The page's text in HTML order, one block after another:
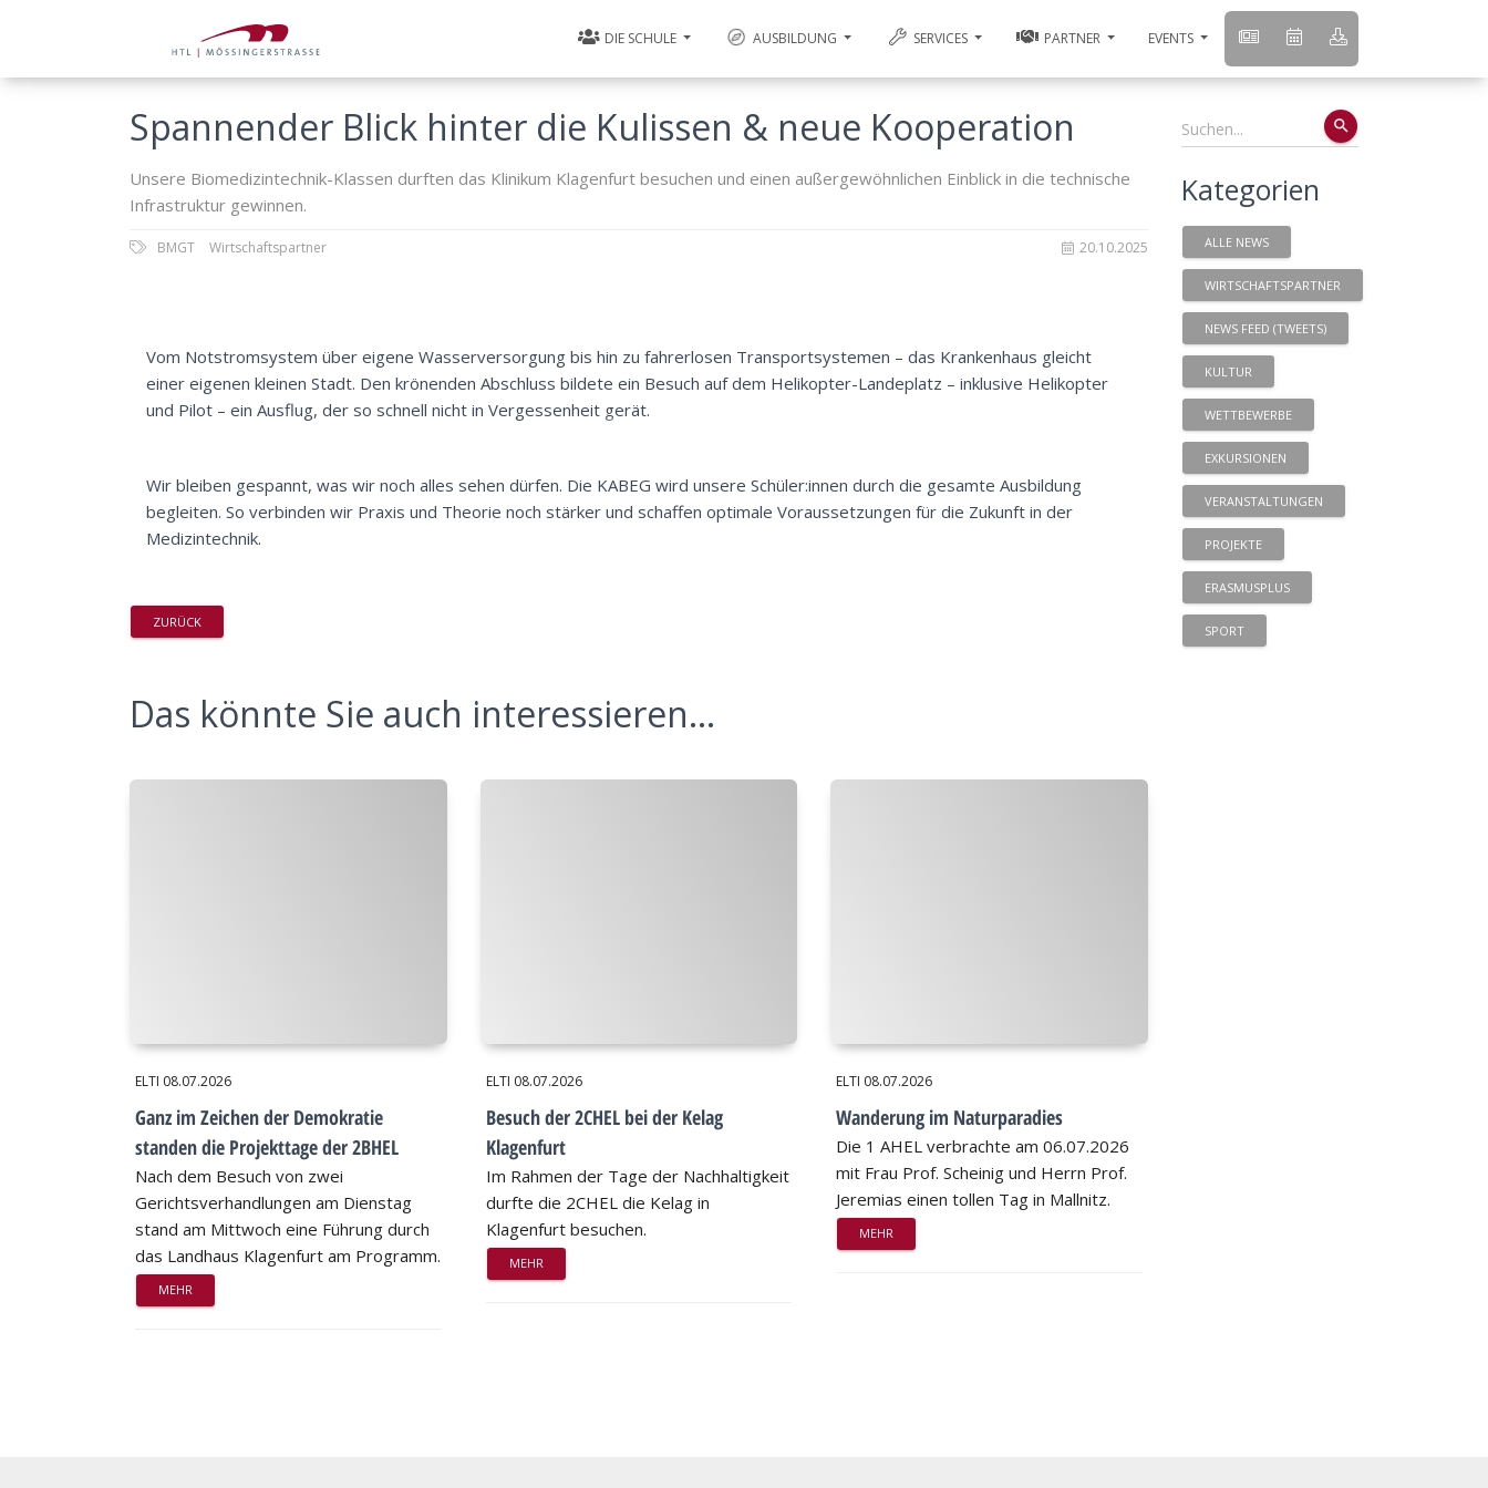
DIE SCHULE AUSBILDUNG SERVICES PARTNER EVENTS
Spannender Blick hinter die Kulissen & neue Kooperation
Unsere Biomedizintechnik-Klassen durften das Klinikum Klagenfurt besuchen und einen außergewöhnlichen Einblick in die technische
Infrastruktur gewinnen.
20.10.2025
BMGT Wirtschaftspartner
Vom Notstromsystem über eigene Wasserversorgung bis hin zu fahrerlosen Transportsystemen – das Krankenhaus gleicht
einer eigenen kleinen Stadt. Den krönenden Abschluss bildete ein Besuch auf dem Helikopter-Landeplatz – inklusive Helikopter
und Pilot – ein Ausflug, der so schnell nicht in Vergessenheit gerät.
Wir bleiben gespannt, was wir noch alles sehen dürfen. Die KABEG wird unsere Schüler:innen durch die gesamte Ausbildung
begleiten. So verbinden wir Praxis und Theorie noch stärker und schaffen optimale Voraussetzungen für die Zukunft in der
Medizintechnik.
ZURÜCK
Das könnte Sie auch interessieren...
ELTI 08.07.2026
Ganz im Zeichen der Demokratie
standen die Projekttage der 2BHEL
Nach dem Besuch von zwei
Gerichtsverhandlungen am Dienstag
stand am Mittwoch eine Führung durch
das Landhaus Klagenfurt am Programm.
MEHR
ELTI 08.07.2026
Besuch der 2CHEL bei der Kelag
Klagenfurt
Im Rahmen der Tage der Nachhaltigkeit
durfte die 2CHEL die Kelag in
Klagenfurt besuchen.
MEHR
ELTI 08.07.2026
Wanderung im Naturparadies
Die 1 AHEL verbrachte am 06.07.2026
mit Frau Prof. Scheinig und Herrn Prof.
Jeremias einen tollen Tag in Mallnitz.
MEHR
search
Kategorien
ALLE NEWS
WIRTSCHAFTSPARTNER
NEWS FEED (TWEETS)
KULTUR
WETTBEWERBE
EXKURSIONEN
VERANSTALTUNGEN
PROJEKTE
ERASMUSPLUS
SPORT